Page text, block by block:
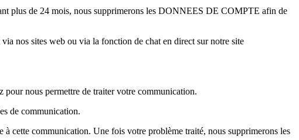
plus de 24 mois, nous supprimerons les DONNEES DE COMPTE afin de
nos sites web ou via la fonction de chat en direct sur notre site
pour nous permettre de traiter votre communication.
de communication.
cette communication. Une fois votre problème traité, nous supprimerons les